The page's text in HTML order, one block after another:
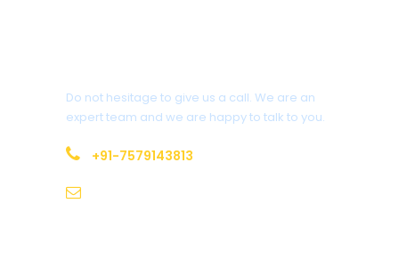
Do not hesitage to give us a call. We are an
expert team and we are happy to talk to you.
+91-7579143813